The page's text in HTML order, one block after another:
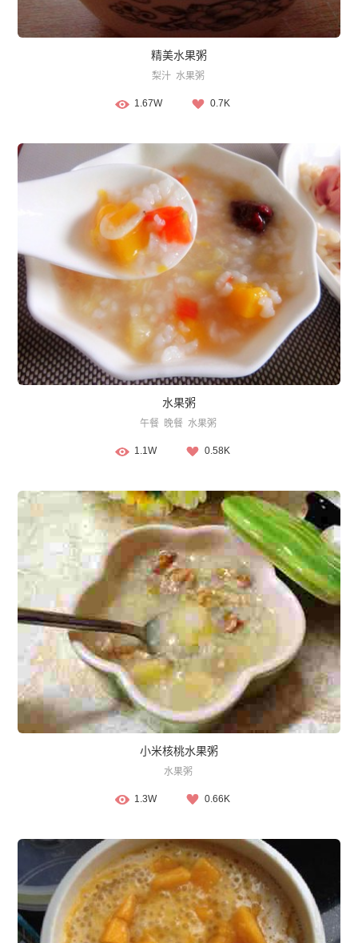
精美水果粥
梨汁 水果粥
1.67W 0.7K
水果粥
午餐 晚餐 水果粥
1.1W 0.58K
小米核桃水果粥
水果粥
1.3W 0.66K